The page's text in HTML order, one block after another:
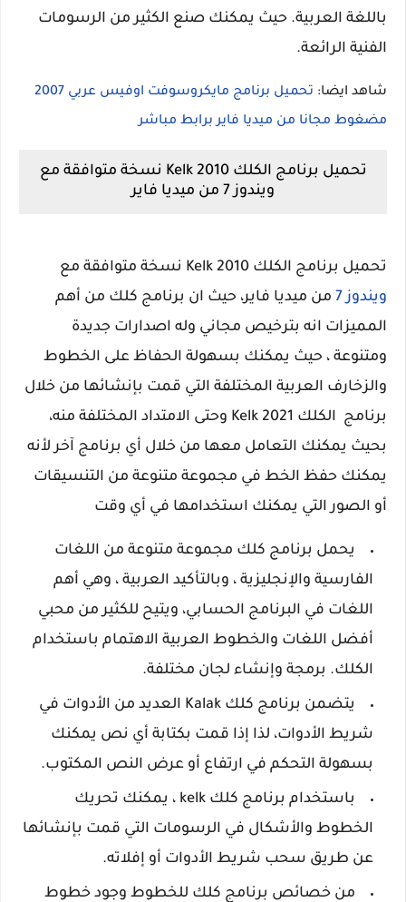
باللغة العربية. حيث يمكنك صنع الكثير من الرسومات
الفنية الرائعة.
شاهد ايضا:
تحميل برنامج مايكروسوفت اوفيس عربي 2007
مضغوط مجانا من ميديا فاير برابط مباشر
تحميل برنامج الكلك 2010 Kelk نسخة متوافقة مع
ويندوز 7 من ميديا فاير
تحميل برنامج الكلك 2010 Kelk نسخة متوافقة مع
ويندوز 7
من ميديا فاير، حيث ان برنامج كلك من أهم
المميزات انه بترخيص مجاني وله اصدارات جديدة
ومتنوعة ، حيث يمكنك بسهولة الحفاظ على الخطوط
والزخارف العربية المختلفة التي قمت بإنشائها من خلال
برنامج الكلك Kelk 2021 وحتى الامتداد المختلفة منه،
بحيث يمكنك التعامل معها من خلال أي برنامج آخر لأنه
يمكنك حفظ الخط في مجموعة متنوعة من التنسيقات
أو الصور التي يمكنك استخدامها في أي وقت
يحمل برنامج كلك مجموعة متنوعة من اللغات
الفارسية والإنجليزية ، وبالتأكيد العربية ، وهي أهم
اللغات في البرنامج الحسابي، ويتيح للكثير من محبي
أفضل اللغات والخطوط العربية الاهتمام باستخدام
الكلك. برمجة وإنشاء لجان مختلفة.
يتضمن برنامج كلك Kalak العديد من الأدوات في
شريط الأدوات، لذا إذا قمت بكتابة أي نص يمكنك
بسهولة التحكم في ارتفاع أو عرض النص المكتوب.
باستخدام برنامج كلك kelk ، يمكنك تحريك
الخطوط والأشكال في الرسومات التي قمت بإنشائها
عن طريق سحب شريط الأدوات أو إفلاته.
من خصائص برنامج كلك للخطوط وجود خطوط